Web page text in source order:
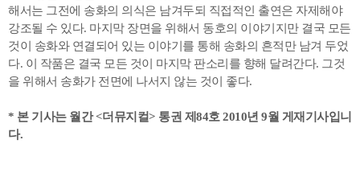
해서는 그전에 송화의 의식은 남겨두되 직접적인 출연은 자제해야
강조될 수 있다. 마지막 장면을 위해서 동호의 이야기지만 결국 모든
것이 송화와 연결되어 있는 이야기를 통해 송화의 흔적만 남겨 두었
다. 이 작품은 결국 모든 것이 마지막 판소리를 향해 달려간다. 그것
을 위해서 송화가 전면에 나서지 않는 것이 좋다.
* 본 기사는 월간 <더뮤지컬> 통권 제84호 2010년 9월 게재기사입니
다.